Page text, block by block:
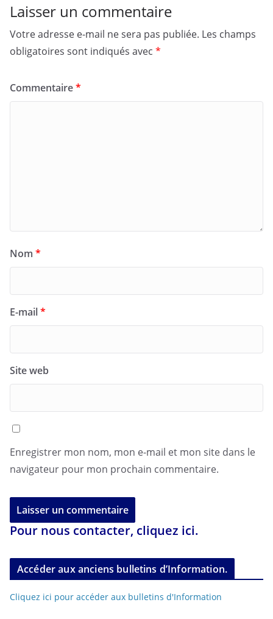
Laisser un commentaire
Votre adresse e-mail ne sera pas publiée. Les champs
obligatoires sont indiqués avec *
Commentaire*
Nom *
E-mail*
Site web
Enregistrer mon nom, mon e-mail et mon site dans le
navigateur pour mon prochain commentaire.
Pour nous contacter, cliquez ici.
Accéder aux anciens bulletins d’Information.
Cliquez ici pour accéder aux bulletins d'Information